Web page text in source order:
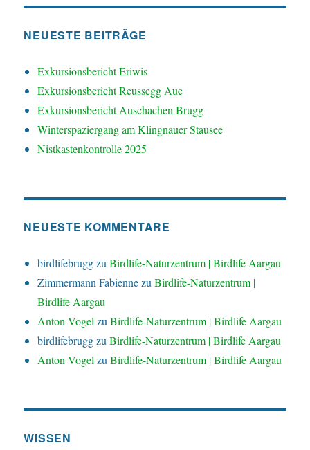
NEUESTE BEITRÄGE
Exkursionsbericht Eriwis
Exkursionsbericht Reussegg Aue
Exkursionsbericht Auschachen Brugg
Winterspaziergang am Klingnauer Stausee
Nistkastenkontrolle 2025
NEUESTE KOMMENTARE
birdlifebruggzuBirdlife-Naturzentrum | Birdlife Aargau
Zimmermann FabiennezuBirdlife-Naturzentrum |
Birdlife Aargau
Anton Vogel zuBirdlife-Naturzentrum | Birdlife Aargau
birdlifebruggzuBirdlife-Naturzentrum | Birdlife Aargau
Anton Vogel zuBirdlife-Naturzentrum | Birdlife Aargau
WISSEN